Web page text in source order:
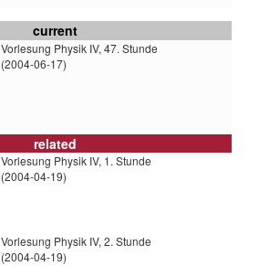
current
Vorlesung Physik IV, 47. Stunde
(2004-06-17)
related
Vorlesung Physik IV, 1. Stunde
(2004-04-19)
Vorlesung Physik IV, 2. Stunde
(2004-04-19)